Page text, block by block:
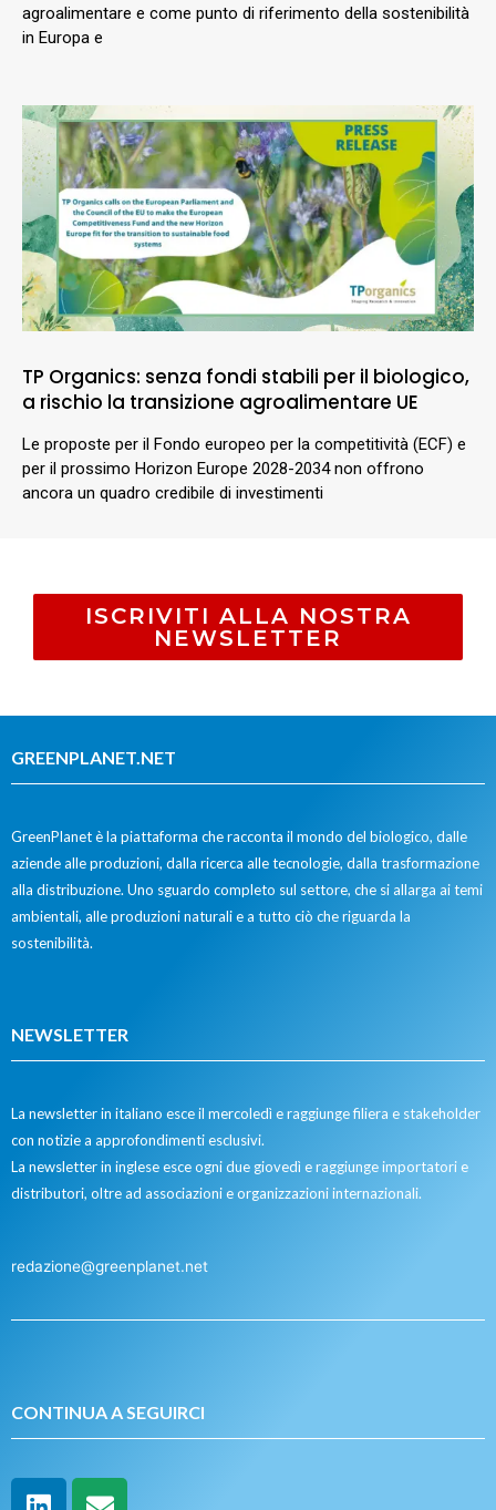
agroalimentare e come punto di riferimento della sostenibilità
in Europa e
TP Organics: senza fondi stabili per il biologico,
a rischio la transizione agroalimentare UE
Le proposte per il Fondo europeo per la competitività (ECF) e
per il prossimo Horizon Europe 2028-2034 non offrono
ancora un quadro credibile di investimenti
ISCRIVITI ALLA NOSTRA
NEWSLETTER
GREENPLANET.NET
GreenPlanet è la piattaforma che racconta il mondo del biologico, dalle
aziende alle produzioni, dalla ricerca alle tecnologie, dalla trasformazione
alla distribuzione. Uno sguardo completo sul settore, che si allarga ai temi
ambientali, alle produzioni naturali e a tutto ciò che riguarda la
sostenibilità.
NEWSLETTER
La newsletter in italiano esce il mercoledì e raggiunge filiera e stakeholder
con notizie a approfondimenti esclusivi.
La newsletter in inglese esce ogni due giovedì e raggiunge importatori e
distributori, oltre ad associazioni e organizzazioni internazionali.
redazione@greenplanet.net
CONTINUA A SEGUIRCI